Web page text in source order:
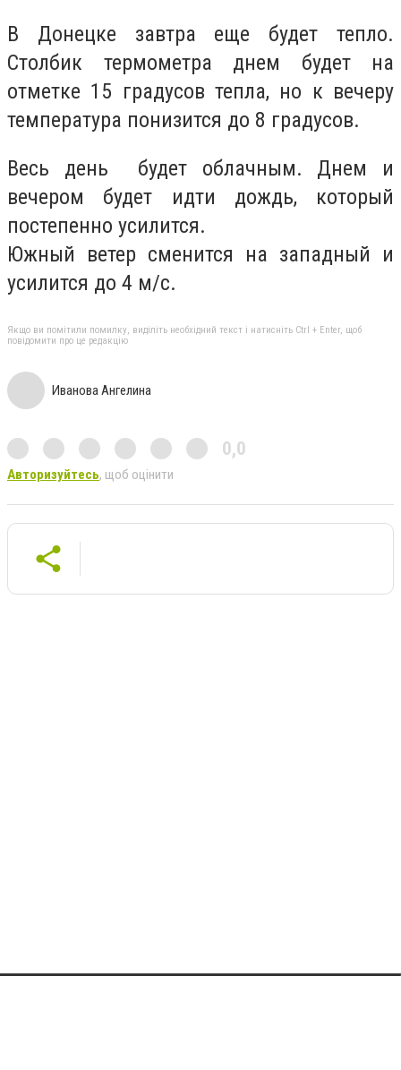
В Донецке завтра еще будет тепло.
Столбик термометра днем будет на
отметке 15 градусов тепла, но к вечеру
температура понизится до 8 градусов.
Весь день будет облачным. Днем и
вечером будет идти дождь, который
постепенно усилится.
Южный ветер сменится на западный и
усилится до 4 м/с.
Якщо ви помітили помилку, виділіть необхідний текст і натисніть Ctrl + Enter, щоб
повідомити про це редакцію
Иванова Ангелина
0,0
Авторизуйтесь, щоб оцінити